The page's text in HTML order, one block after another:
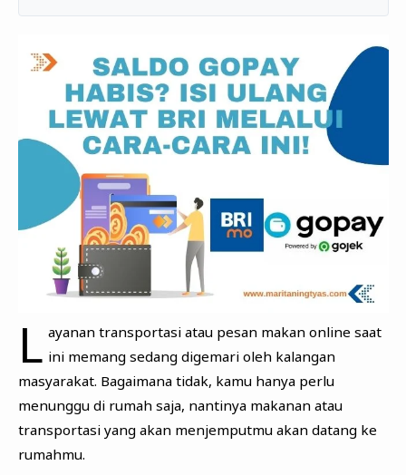
L ayanan transportasi atau pesan makan online saat
ini memang sedang digemari oleh kalangan
masyarakat. Bagaimana tidak, kamu hanya perlu
menunggu di rumah saja, nantinya makanan atau
transportasi yang akan menjemputmu akan datang ke
rumahmu.